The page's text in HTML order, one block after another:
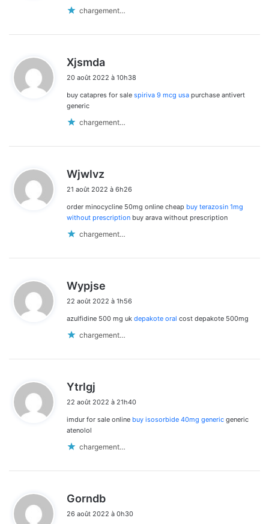
chargement…
Xjsmda
t
20 août 2022 à 10h38
buy catapres for sale spiriva 9 mcg usa purchase antivert
generic
chargement…
Wjwlvz
t
:
21 août 2022 à 6h26
order minocycline 50mg online cheap buy terazosin 1mg
without prescription buy arava without prescription
chargement…
Wypjse
t
22 août 2022 à 1h56
azulfidine 500 mg uk depakote oral cost depakote 500mg
chargement…
Ytrlgj
t
22 août 2022 à 21h40
imdur for sale online buy isosorbide 40mg generic generic
atenolol
chargement…
Gorndb
t
26 août 2022 à 0h30